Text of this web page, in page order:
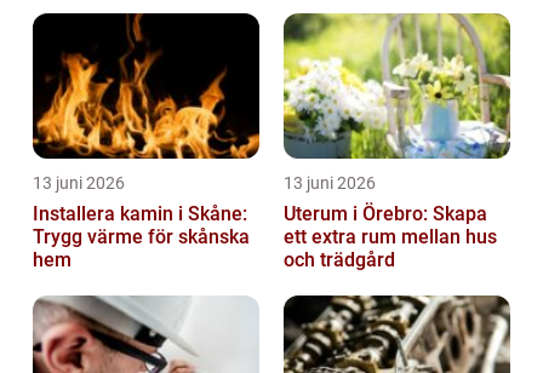
13 juni 2026
Installera kamin i Skåne:
Trygg värme för skånska
hem
13 juni 2026
Uterum i Örebro: Skapa
ett extra rum mellan hus
och trädgård